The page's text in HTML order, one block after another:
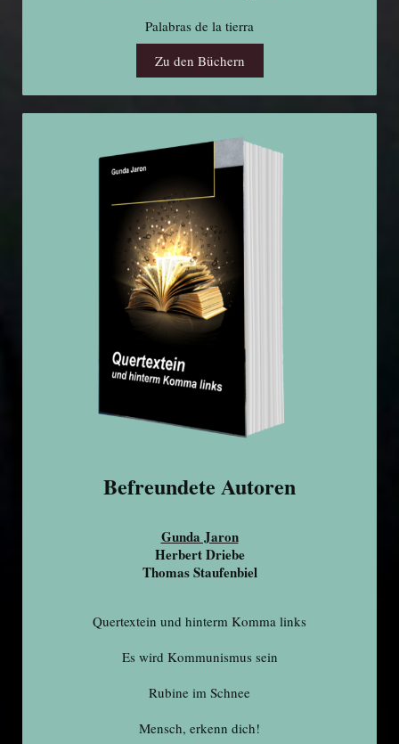
Palabras de la tierra
Zu den Büchern
Befreundete Autoren
Gunda Jaron
Herbert Driebe
Thomas Staufenbiel
Quertextein und hinterm Komma links
Es wird Kommunismus sein
Rubine im Schnee
Mensch, erkenn dich!